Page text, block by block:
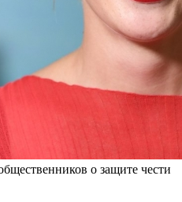
о защите чести